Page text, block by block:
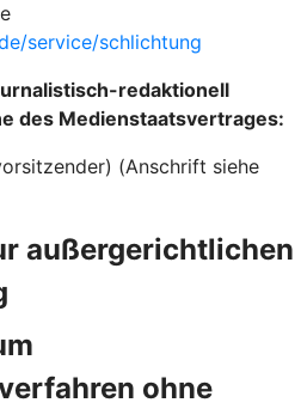
service/schlichtung
redaktionell
des Medienstaatsvertrages:
(Anschrift siehe
außergerichtlichen
ohne